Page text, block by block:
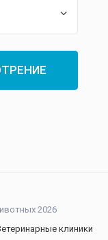
2026
клиники